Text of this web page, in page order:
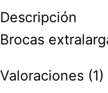
Descripción
Brocas
Valoraciones (1)